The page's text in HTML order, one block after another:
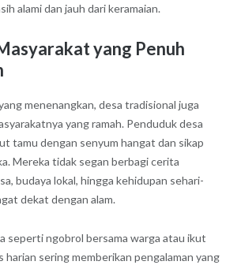
alami dan jauh dari keramaian.
yang Penuh
menenangkan, desa tradisional juga
yang ramah. Penduduk desa
tamu dengan senyum hangat dan sikap
Mereka tidak segan berbagi cerita
budaya lokal, hingga kehidupan sehari-
dekat dengan alam.
seperti ngobrol bersama warga atau ikut
sering memberikan pengalaman yang